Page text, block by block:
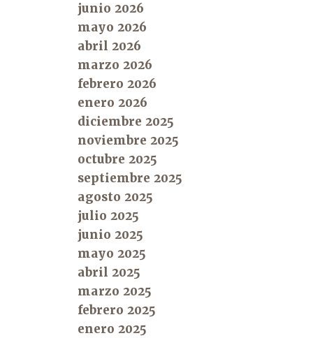
junio 2026
mayo 2026
abril 2026
marzo 2026
febrero 2026
enero 2026
diciembre 2025
noviembre 2025
octubre 2025
septiembre 2025
agosto 2025
julio 2025
junio 2025
mayo 2025
abril 2025
marzo 2025
febrero 2025
enero 2025